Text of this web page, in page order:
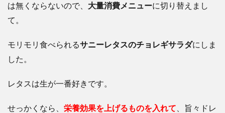
は無くならないので、 大量消費メニューに切り替えまし
て。
モリモリ食べられるサニーレタスのチョレギサラダにしま
した。
レタスは生が一番好きです。
せっかくなら、 栄養効果を上げるものを入れて 、旨々ドレ